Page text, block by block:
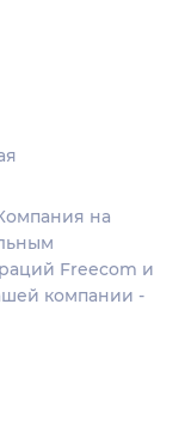
на
Freecom и
компании -